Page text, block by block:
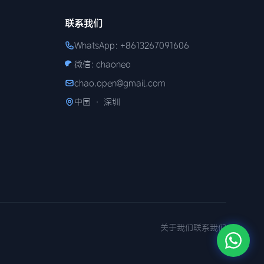
联系我们
WhatsApp: +8613267091606
微信: chaoneo
chao.open@gmail.com
中国 · 深圳
关于我们联系我们